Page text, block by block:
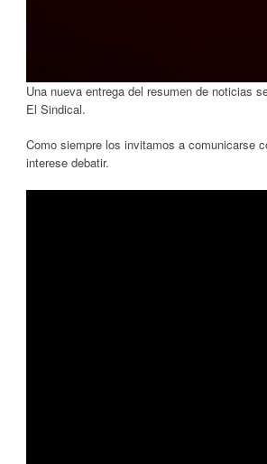
Una nueva entrega del resumen de noticias
El Sindical.
Como siempre los invitamos a comunicarse
interese debatir.